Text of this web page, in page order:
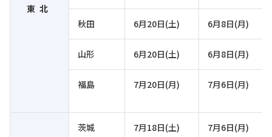
東北
秋田 6月20日(土) 6月8日(月)
山形 6月20日(土) 6月8日(月)
福島 7月20日(月) 7月6日(月)
茨城 7月18日(土) 7月6日(月)